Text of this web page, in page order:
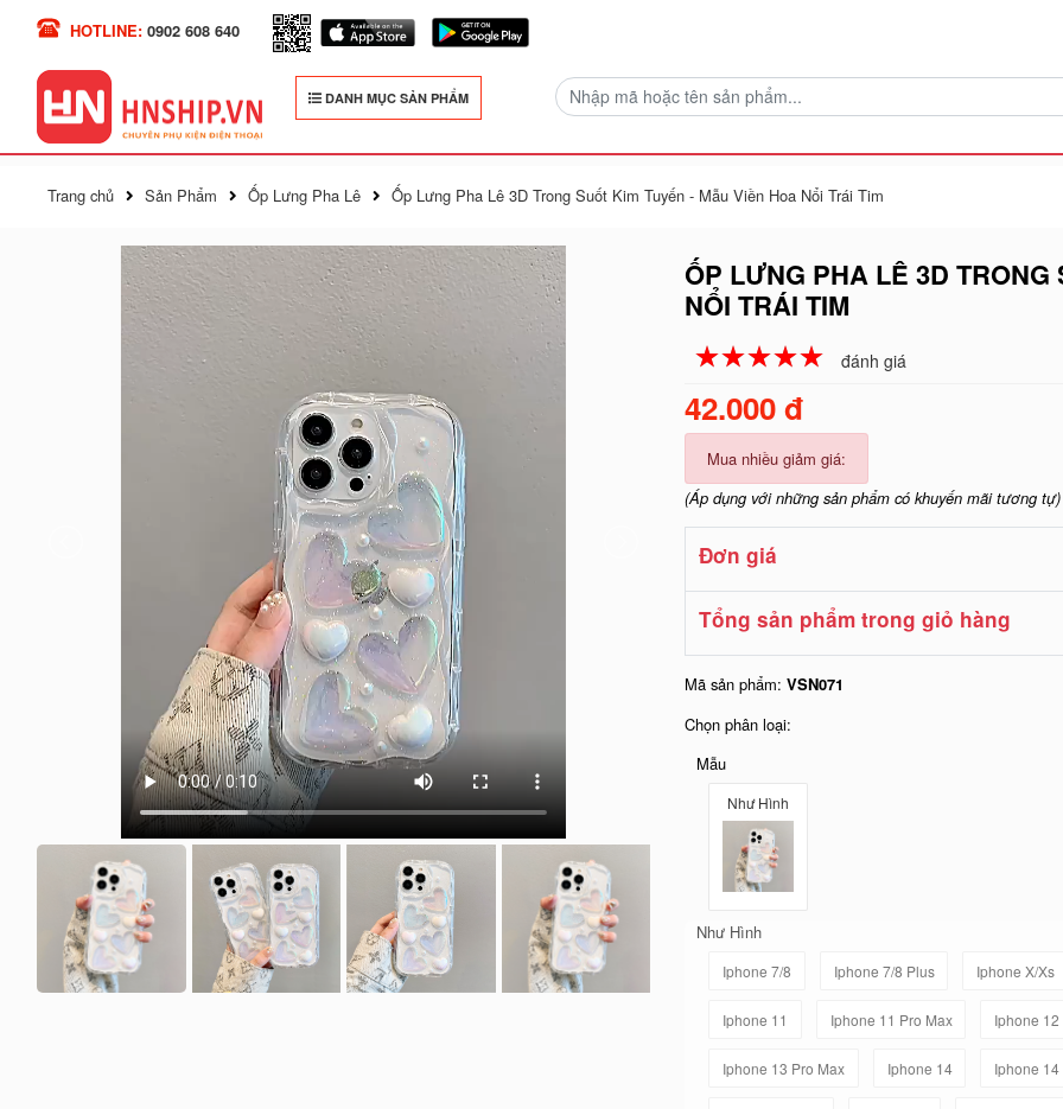
HOTLINE: 0902 608 640
DANH MỤC SẢN PHẨM
Trang chủ Sản Phẩm Ốp Lưng Pha Lê Ốp Lưng Pha Lê 3D Trong Suốt Kim Tuyến - Mẫu Viền Hoa Nổi Trái Tim
ỐP LƯNG PHA LÊ 3D
NỔI TRÁI TIM
☆☆☆☆☆
★★★★★ đánh giá
42.000 đ
Mua nhiều giảm giá:
(Áp dụng với những sản phẩm có khuyến mãi tương tự)
Đơn giá
Tổng sản phẩm trong giỏ hàng
Mã sản phẩm:VSN071
Chọn phân loại:
Mẫu
Như Hình
Như Hình
Iphone 7/8 Iphone 7/8 Plus Iphone X/Xs
Iphone 11 Iphone 11 Pro Max Iphone 12
Iphone 13 Pro Max Iphone 14 Iphone 14